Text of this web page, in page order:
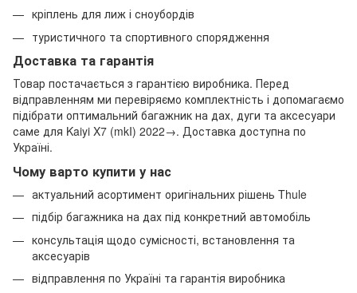
кріплень для лиж і сноубордів
туристичного та спортивного спорядження
Доставка та гарантія
Товар постачається з гарантією виробника. Перед
відправленням ми перевіряємо комплектність і допомагаємо
підібрати оптимальний багажник на дах, дуги та аксесуари
саме для Kaiyi X7 (mkI) 2022→. Доставка доступна по
Україні.
Чому варто купити у нас
актуальний асортимент оригінальних рішень Thule
підбір багажника на дах під конкретний автомобіль
консультація щодо сумісності, встановлення та
аксесуарів
відправлення по Україні та гарантія виробника